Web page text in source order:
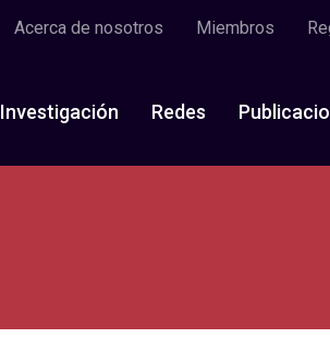
Acerca de nosotros Miembros
Investigación Redes